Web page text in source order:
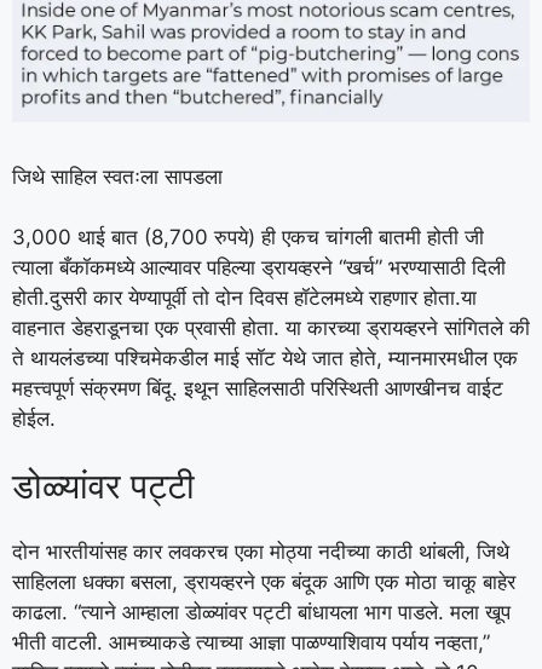
जिथे साहिल स्वतःला सापडला
3,000 थाई बात (8,700 रुपये) ही एकच चांगली बातमी होती जी
त्याला बँकॉकमध्ये आल्यावर पहिल्या ड्रायव्हरने “खर्च” भरण्यासाठी दिली
होती.दुसरी कार येण्यापूर्वी तो दोन दिवस हॉटेलमध्ये राहणार होता.या
वाहनात डेहराडूनचा एक प्रवासी होता. या कारच्या ड्रायव्हरने सांगितले की
ते थायलंडच्या पश्चिमेकडील माई सॉट येथे जात होते, म्यानमारमधील एक
महत्त्वपूर्ण संक्रमण बिंदू. इथून साहिलसाठी परिस्थिती आणखीनच वाईट
होईल.
डोळ्यांवर पट्टी
दोन भारतीयांसह कार लवकरच एका मोठ्या नदीच्या काठी थांबली, जिथे
साहिलला धक्का बसला, ड्रायव्हरने एक बंदूक आणि एक मोठा चाकू बाहेर
काढला. “त्याने आम्हाला डोळ्यांवर पट्टी बांधायला भाग पाडले. मला खूप
भीती वाटली. आमच्याकडे त्याच्या आज्ञा पाळण्याशिवाय पर्याय नव्हता,”